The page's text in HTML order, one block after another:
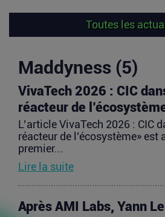
Toutes les
Maddyness (5)
VivaTech 2026 : CIC
réacteur de
L’article VivaTech 2026 : CIC
réacteur de l’écosystème» est
premier...
Lire la suite
Après AMI Labs, Yann